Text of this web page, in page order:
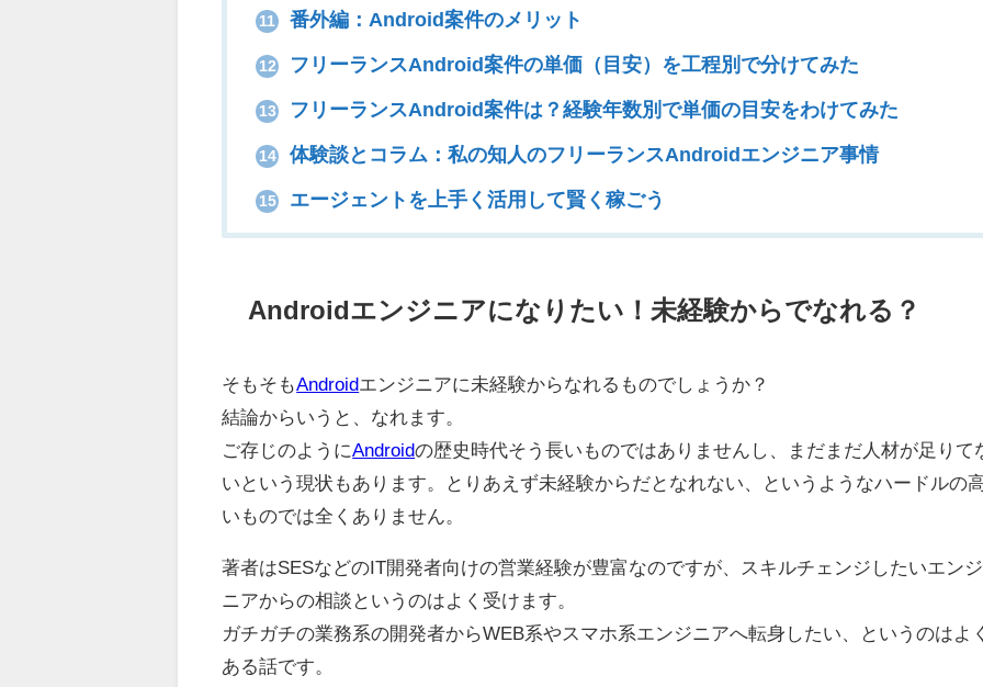
11 番外編：Android案件のメリット
12 フリーランスAndroid案件の単価（目安）を工程別で分けてみた
13 フリーランスAndroid案件は？経験年数別で単価の目安をわけてみた
14 体験談とコラム：私の知人のフリーランスAndroidエンジニア事情
15 エージェントを上手く活用して賢く稼ごう
Androidエンジニアになりたい！未経験からでなれる？
そもそもAndroidエンジニアに未経験からなれるものでしょうか？
結論からいうと、なれます。
ご存じのようにAndroidの歴史時代そう長いものではありませんし、まだまだ人材が足りて
いという現状もあります。とりあえず未経験からだとなれない、というようなハードルの
いものでは全くありません。
著者はSESなどのIT開発者向けの営業経験が豊富なのですが、スキルチェンジしたいエンジ
ニアからの相談というのはよく受けます。
ガチガチの業務系の開発者からWEB系やスマホ系エンジニアへ転身したい、というのはよ
ある話です。